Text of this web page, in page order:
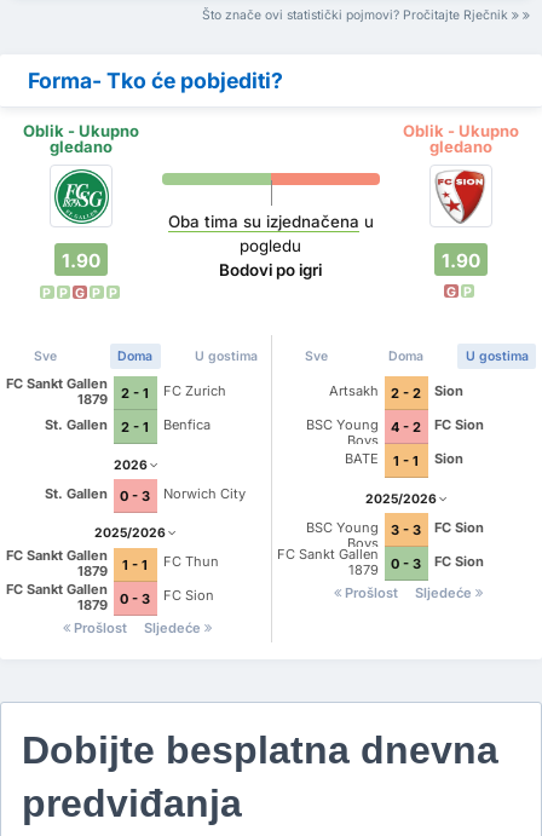
Što znače ovi statistički pojmovi? Pročitajte Rječnik
Forma- Tko će pobjediti?
Oblik - Ukupno
gledano
Oblik - Ukupno
gledano
1.90
P P G P P
Oba tima su izjednačena u
pogledu
Bodovi po igri
1.90
G P
Sve Doma U gostima
FC Sankt Gallen
1879
2 - 1
FC Zurich
St. Gallen
2 - 1 Benfica
2026
St. Gallen 0 - 3 Norwich City
2025/2026
FC Sankt Gallen
1879
1 - 1
FC Thun
FC Sankt Gallen
1879
0 - 3
FC Sion
Prošlost
Sljedeće
Sve Doma U gostima
Artsakh 2 - 2
Sion
BSC Young
Boys
4 - 2
FC Sion
BATE
1 - 1 Sion
2025/2026
BSC Young
Boys
3 - 3
FC Sion
FC Sankt Gallen
1879
0 - 3
FC Sion
Prošlost
Sljedeće
Dobijte besplatna dnevna
predviđanja